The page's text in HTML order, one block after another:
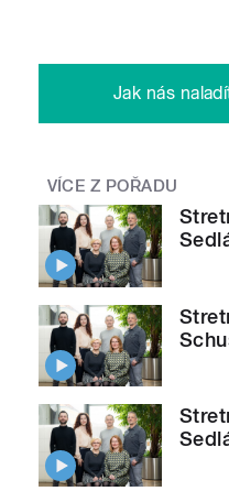
Jak nás
VÍCE Z POŘADU